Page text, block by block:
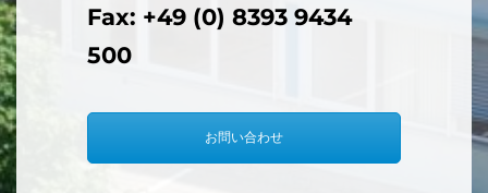
Fax: +49 (0) 8393 9434
500
お問い合わせ